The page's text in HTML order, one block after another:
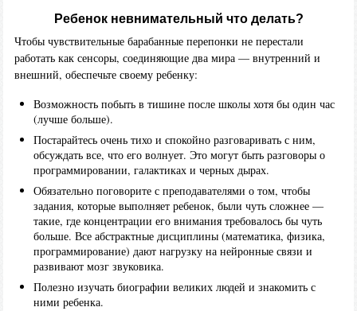
Ребенок невнимательный что делать?
Чтобы чувствительные барабанные перепонки не перестали
работать как сенсоры, соединяющие два мира — внутренний и
внешний, обеспечьте своему ребенку:
Возможность побыть в тишине после школы хотя бы один час
(лучше больше).
Постарайтесь очень тихо и спокойно разговаривать с ним,
обсуждать все, что его волнует. Это могут быть разговоры о
программировании, галактиках и черных дырах.
Обязательно поговорите с преподавателями о том, чтобы
задания, которые выполняет ребенок, были чуть сложнее —
такие, где концентрации его внимания требовалось бы чуть
больше. Все абстрактные дисциплины (математика, физика,
программирование) дают нагрузку на нейронные связи и
развивают мозг звуковика.
Полезно изучать биографии великих людей и знакомить с
ними ребенка.